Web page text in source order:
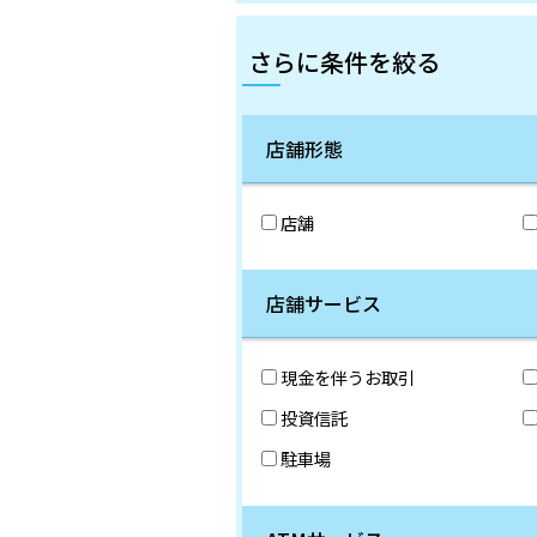
さらに条件を絞る
店舗形態
店舗
店舗サービス
現金を伴うお取引
投資信託
駐車場